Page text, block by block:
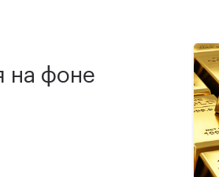
на фоне